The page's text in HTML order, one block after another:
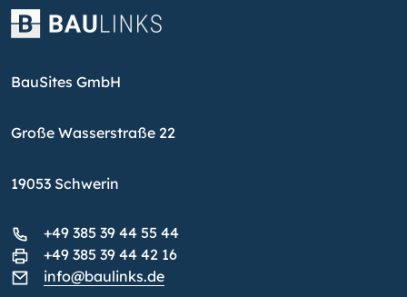
BauSites GmbH
Große Wasserstraße 22
19053 Schwerin
+49 385 39 44 55 44
+49 385 39 44 42 16
info@baulinks.de